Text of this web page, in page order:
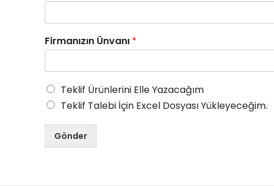
Firmanızın Ünvanı *
Teklif Ürünlerini Elle Yazacağım
Teklif Talebi İçin Excel Dosyası Yükleyeceğim.
Gönder